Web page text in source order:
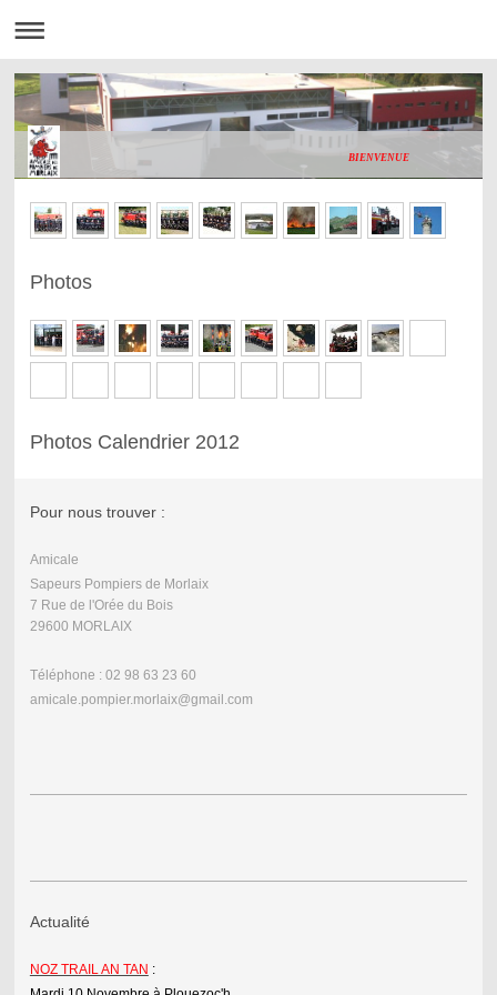
BIENVENUE
Photos
Photos Calendrier 2012
Pour nous trouver :
Amicale
Sapeurs Pompiers de Morlaix
7 Rue de l'Orée du Bois
29600 MORLAIX
Téléphone : 02 98 63 23 60
amicale.pompier.morlaix@gmail.com
Actualité
NOZ TRAIL AN TAN :